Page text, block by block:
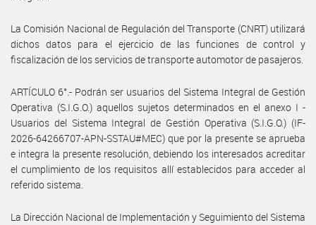
La Comisión Nacional de Regulación del Transporte (CNRT) utilizará
dichos datos para el ejercicio de las funciones de control y
fiscalización de los servicios de transporte automotor de pasajeros.
ARTÍCULO 6°.- Podrán ser usuarios del Sistema Integral de Gestión
Operativa (S.I.G.O.) aquellos sujetos determinados en el anexo I -
Usuarios del Sistema Integral de Gestión Operativa (S.I.G.O.) (IF-
2026-64266707-APN-SSTAU#MEC) que por la presente se aprueba
e integra la presente resolución, debiendo los interesados acreditar
el cumplimiento de los requisitos allí establecidos para acceder al
referido sistema.
La Dirección Nacional de Implementación y Seguimiento del Sistema